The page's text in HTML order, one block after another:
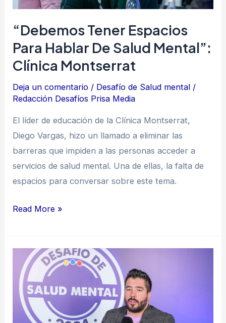
“Debemos Tener Espacios
Para Hablar De Salud Mental”:
Clínica Montserrat
Deja un comentario / Desafío de Salud mental /
Redacción Desafíos Prisa Media
El líder de educación de la Clínica Montserrat,
Diego Vargas, hizo un llamado a eliminar las
barreras que impiden a las personas acceder a
servicios de salud mental. Una de ellas, la falta de
espacios para conversar sobre este tema.
mental”:
Clínica
Read More »
necesita
reformar
sistema